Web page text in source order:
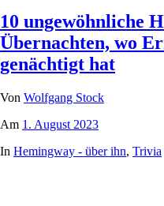
10 ungewöhnliche
Übernachten, wo
genächtigt hat
Von Wolfgang Stock
Am 1. August 2023
In Hemingway - über ihn, Trivia